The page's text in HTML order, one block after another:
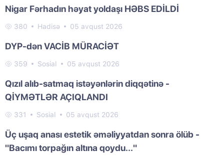
Nigar Fərhadın həyat yoldaşı HƏBS EDİLDİ
380 Hadisə 05 avqust 2026
DYP-dən VACİB MÜRACİƏT
359 Sosial 05 avqust 2026
Qızıl alıb-satmaq istəyənlərin diqqətinə -
QİYMƏTLƏR AÇIQLANDI
331 Sosial 05 avqust 2026
Üç uşaq anası estetik əməliyyatdan sonra ölüb -
"Bacımı torpağın altına qoydu..."